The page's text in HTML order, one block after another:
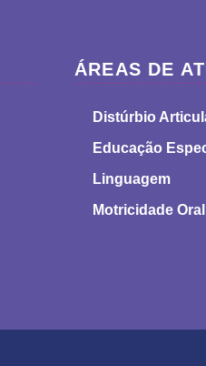
ÁREAS DE
Distúrbio
Educação
Linguagem
Motricidade Oral